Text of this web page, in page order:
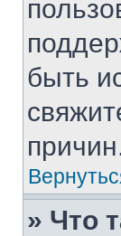
быть
» Что